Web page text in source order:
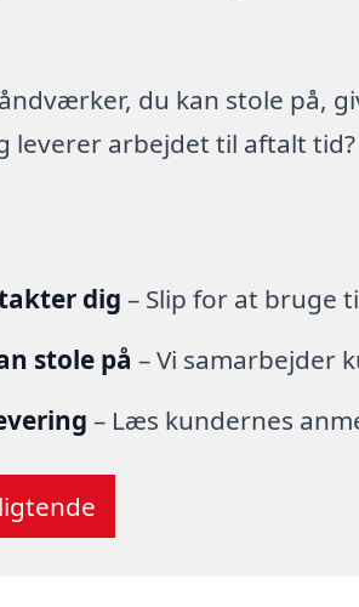
du kan stole på,
leverer arbejdet til aftalt tid?
dig – Slip for at bruge
stole på – Vi samarbejder
– Læs kundernes